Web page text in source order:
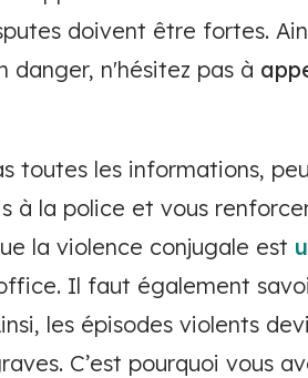
doivent être fortes.
danger, n'hésitez pas à
toutes les informations,
à la police et vous
la violence conjugale est
Il faut également
les épisodes violents
C’est pourquoi vous